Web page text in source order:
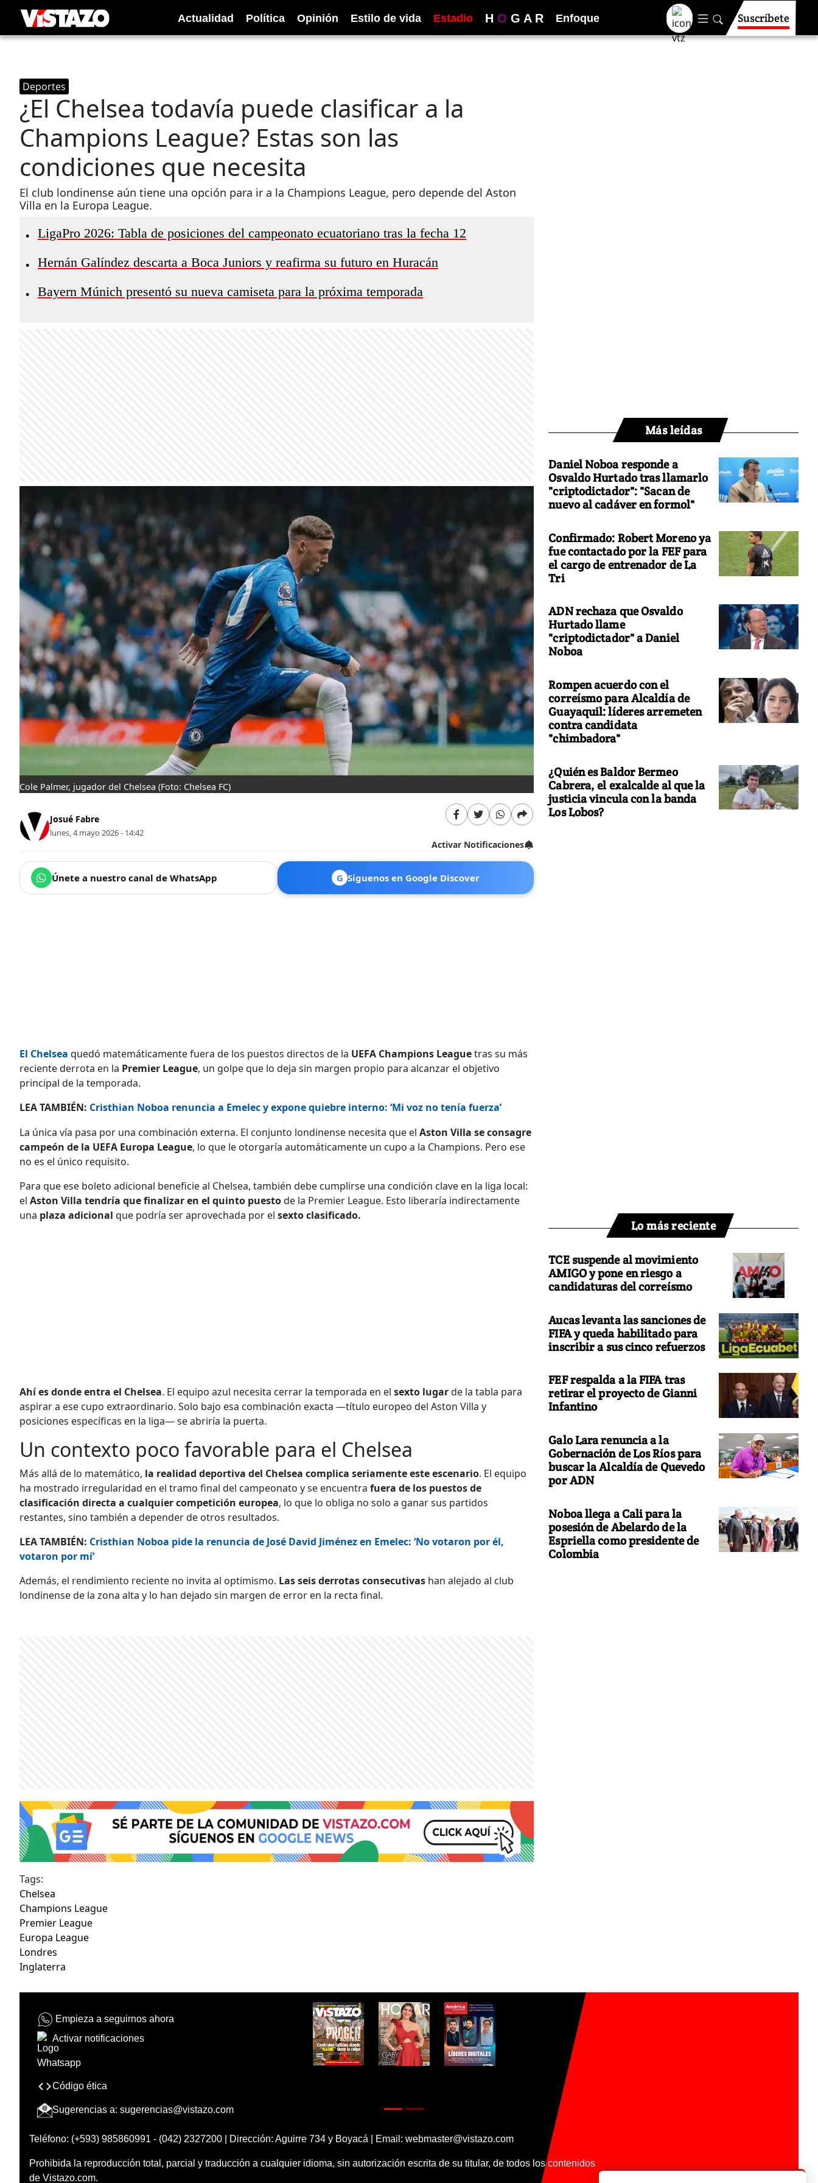
Actualidad Política Opinión Estilo de vida Estadio H O G A R Enfoque Suscríbete
Deportes
¿El Chelsea todavía puede clasificar a la
Champions League? Estas son las
condiciones que necesita
El club londinense aún tiene una opción para ir a la Champions League, pero depende del Aston
Villa en la Europa League.
• LigaPro 2026: Tabla de posiciones del campeonato ecuatoriano tras la fecha 12
• Hernán Galíndez descarta a Boca Juniors y reafirma su futuro en Huracán
• Bayern Múnich presentó su nueva camiseta para la próxima temporada
Cole Palmer, jugador del Chelsea (Foto: Chelsea FC)
Josué Fabre
lunes, 4 mayo 2026 - 14:42
Activar Notificaciones
Únete a nuestro canal de WhatsApp G Síguenos en Google Discover
El Chelsea quedó matemáticamente fuera de los puestos directos de la UEFA Champions Leaguetras su más
reciente derrota en la Premier League, un golpe que lo deja sin margen propio para alcanzar el objetivo
principal de la temporada.
LEA TAMBIÉN: Cristhian Noboa renuncia a Emelec y expone quiebre interno: ‘Mi voz no tenía fuerza’
La única vía pasa por una combinación externa. El conjunto londinense necesita que el Aston Villa se consagre
campeón de la UEFA Europa League, lo que le otorgaría automáticamente un cupo a la Champions. Pero ese
no es el único requisito.
Para que ese boleto adicional beneficie al Chelsea, también debe cumplirse una condición clave en la liga local:
el Aston Villa tendría que finalizar en el quinto puestode la Premier League. Esto liberaría indirectamente
una plaza adicional que podría ser aprovechada por el sexto clasificado.
Ahí es donde entra el Chelsea. El equipo azul necesita cerrar la temporada en el sexto lugarde la tabla para
aspirar a ese cupo extraordinario. Solo bajo esa combinación exacta —título europeo del Aston Villa y
posiciones específicas en la liga— se abriría la puerta.
Un contexto poco favorable para el Chelsea
Más allá de lo matemático, la realidad deportiva del Chelsea complica seriamente este escenario. El equipo
ha mostrado irregularidad en el tramo final del campeonato y se encuentra fuera de los puestos de
clasificación directa a cualquier competición europea, lo que lo obliga no solo a ganar sus partidos
restantes, sino también a depender de otros resultados.
LEA TAMBIÉN: Cristhian Noboa pide la renuncia de José David Jiménez en Emelec: ‘No votaron por él,
votaron por mí’
Además, el rendimiento reciente no invita al optimismo. Las seis derrotas consecutivas han alejado al club
londinense de la zona alta y lo han dejado sin margen de error en la recta final.
Tags:
Chelsea
Champions League
Premier League
Europa League
Londres
Inglaterra
Más leídas
Daniel Noboa responde a
Osvaldo Hurtado tras llamarlo
"criptodictador": "Sacan de
nuevo al cadáver en formol"
Confirmado: Robert Moreno ya
fue contactado por la FEF para
el cargo de entrenador de La
Tri
ADN rechaza que Osvaldo
Hurtado llame
"criptodictador" a Daniel
Noboa
Rompen acuerdo con el
correísmo para Alcaldía de
Guayaquil: líderes arremeten
contra candidata
"chimbadora"
¿Quién es Baldor Bermeo
Cabrera, el exalcalde al que la
justicia vincula con la banda
Los Lobos?
Lo más reciente
TCE suspende al movimiento
AMIGO y pone en riesgo a
candidaturas del correísmo
Aucas levanta las sanciones de
FIFA y queda habilitado para
inscribir a sus cinco refuerzos
FEF respalda a la FIFA tras
retirar el proyecto de Gianni
Infantino
Galo Lara renuncia a la
Gobernación de Los Ríos para
buscar la Alcaldía de Quevedo
por ADN
Noboa llega a Cali para la
posesión de Abelardo de la
Espriella como presidente de
Colombia
Empieza a seguirnos ahora
Activar notificaciones
Código ética
Sugerencias a: sugerencias@vistazo.com
Teléfono: (+593) 985860991 - (042) 2327200 | Dirección: Aguirre 734 y Boyacá | Email: webmaster@vistazo.com
Prohibida la reproducción total, parcial y traducción a cualquier idioma, sin autorización escrita de su titular, de todos los contenidos
de Vistazo.com.